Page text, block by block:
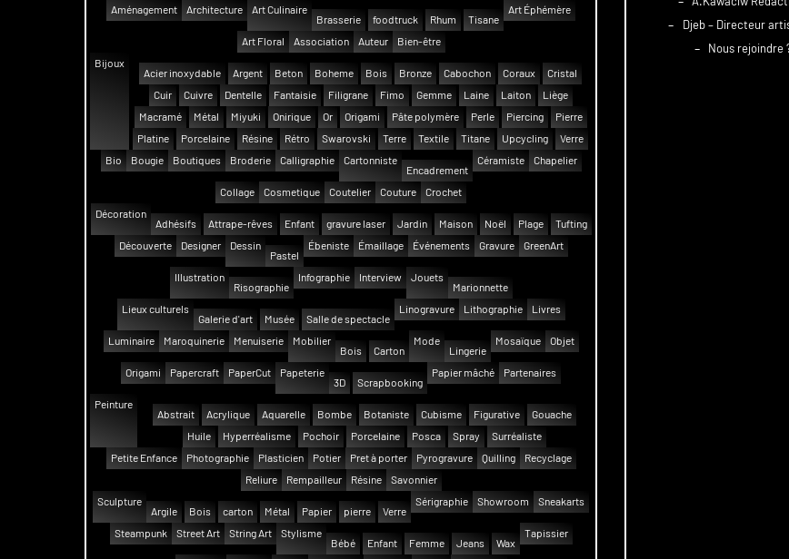
Aménagement
Architecture
Art Culinaire
Brasserie
foodtruck Rhum Tisane
Art Éphémère
Art Floral Association Auteur
Bien-être
Bijoux
Acier inoxydable
Argent Beton Boheme Bois Bronze Cabochon Coraux
Cristal
Cuir
Cuivre Dentelle Fantaisie Filigrane Fimo Gemme Laine Laiton
Liège
Macramé
Métal Miyuki Onirique Or Origami Pâte polymère Perle Piercing
Pierre
Platine
Porcelaine Résine Rétro Swarovski Terre Textile Titane Upcycling
Verre
Bio
Bougie Boutiques Broderie Calligraphie
Cartonniste
Encadrement
Céramiste Chapelier
Collage Cosmetique Coutelier Couture
Crochet
Décoration
Adhésifs
Attrape-rêves Enfant gravure laser Jardin Maison Noël Plage
Tufting
Découverte
Designer
Dessin
Pastel
Ébeniste Émaillage Événements Gravure GreenArt
Illustration
Risographie
Infographie Interview
Jouets
Marionnette
Lieux culturels
Galerie d'art
Musée Salle de spectacle
Linogravure Lithographie Livres
Luminaire Maroquinerie Menuiserie
Mobilier
Bois
Carton
Mode
Lingerie
Mosaïque Objet
Origami Papercraft PaperCut
Papeterie
3D
Scrapbooking
Papier mâché Partenaires
Peinture
Abstrait
Acrylique Aquarelle Bombe Botaniste Cubisme Figurative
Gouache
Huile
Hyperréalisme Pochoir Porcelaine Posca Spray
Surréaliste
Petite Enfance
Photographie Plasticien Potier Pret à porter Pyrogravure Quilling
Recyclage
Reliure
Rempailleur Résine
Savonnier
Sculpture
Argile
Bois carton Métal Papier pierre Verre
Sérigraphie Showroom Sneakarts
Steampunk Street Art String Art
Stylisme
Bébé
Enfant Femme Jeans Wax
Tapissier
– Djeb – Directeur
– Nous rejoindre